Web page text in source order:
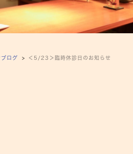
ブログ ＜5/23＞臨時休診日のお知らせ